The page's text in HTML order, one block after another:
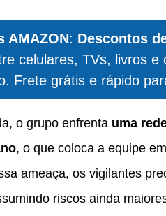
AMAZON: Descontos
celulares, TVs, livros e
Frete grátis e rápido
o grupo enfrenta uma
, o que coloca a equipe
ameaça, os vigilantes
riscos ainda